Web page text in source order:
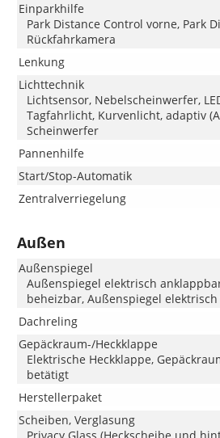
Einparkhilfe
Park Distance Control vorne, Park
Rückfahrkamera
Lenkung
Lichttechnik
Lichtsensor, Nebelscheinwerfer,
Tagfahrlicht, Kurvenlicht, adaptiv
Scheinwerfer
Pannenhilfe
Start/Stop-Automatik
Zentralverriegelung
Außen
Außenspiegel
Außenspiegel elektrisch
beheizbar, Außenspiegel
Dachreling
Gepäckraum-/Heckklappe
Elektrische Heckklappe,
betätigt
Herstellerpaket
Scheiben, Verglasung